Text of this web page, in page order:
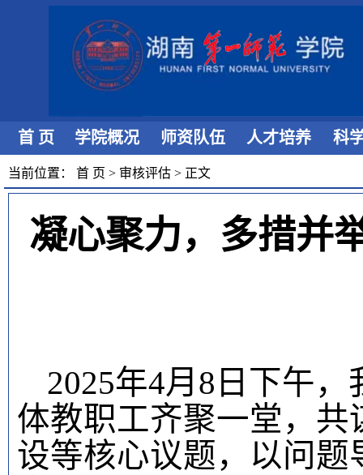
首 页 学院概况 师资队伍 人才培养 科
当前位置： 首 页 > 审核评估 > 正文
凝心聚力，多措并
2025年4月8日下午
体教职工齐聚一堂，
设等核心议题，以问